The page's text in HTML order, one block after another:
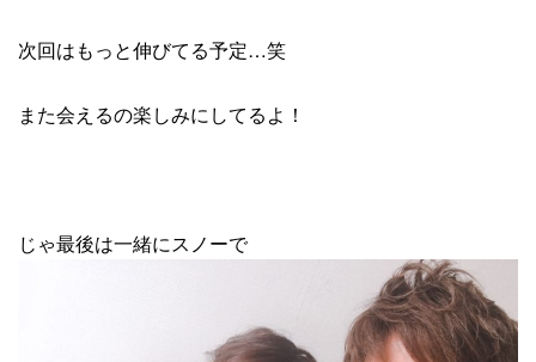
次回はもっと伸びてる予定…笑
また会えるの楽しみにしてるよ！
じゃ最後は一緒にスノーで